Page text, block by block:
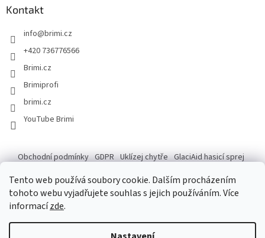
Tento web používá soubory cookie. Dalším procházením
tohoto webu vyjadřujete souhlas s jejich používáním. Více
informacízde.
Kontakt
info@brimi.cz
+420 736776566
Brimi.cz
Brimiprofi
brimi.cz
YouTube Brimi
Obchodní podmínky GDPR Uklízej chytře GlaciAid hasicí sprej
Vytvořil Shoptet